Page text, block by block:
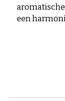
een